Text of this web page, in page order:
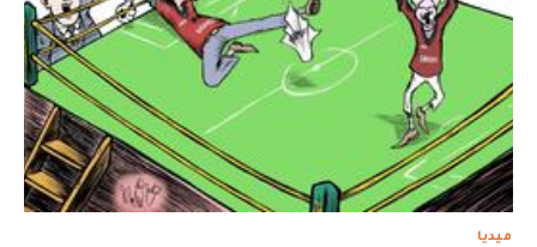
ميديا